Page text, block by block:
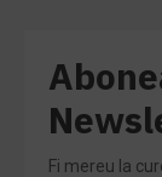
Fi mereu la